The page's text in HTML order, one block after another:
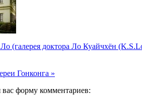
Ло (галерея доктора Ло Куайчхён
Гонконга »
форму комментариев: